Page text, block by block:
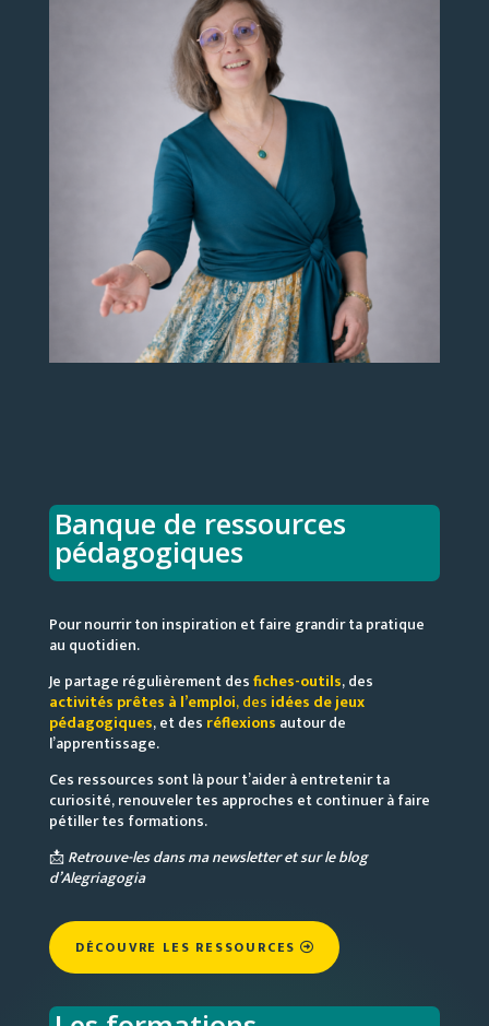
Banque de ressources
pédagogiques
Pour nourrir ton inspiration et faire grandir ta pratique
au quotidien.
Je partage régulièrement desfiches-outils, des
activités prêtes à l’emploi, des idées de jeux
pédagogiques, et des réflexions autour de
l’apprentissage.
Ces ressources sont là pour t’aider à entretenir ta
curiosité, renouveler tes approches et continuer à faire
pétiller tes formations.
📩Retrouve-les dans ma newsletter et sur le blog
d’Alegriagogia
DÉCOUVRE LES RESSOURCES